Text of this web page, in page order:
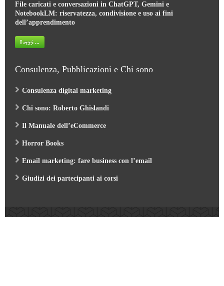
File caricati e conversazioni in ChatGPT, Gemini e
NotebookLM: riservatezza, condivisione e uso ai fini
dell’apprendimento
Leggi ...
Consulenza, Pubblicazioni e Chi sono
Consulenza digital marketing
Chi sono: Roberto Ghislandi
Il Manuale dell’eCommerce
Horror Books
Email marketing: fare business con l’email
Giudizi dei partecipanti ai corsi
Web Marketing Garden- by Roberto Ghislandi © 2026